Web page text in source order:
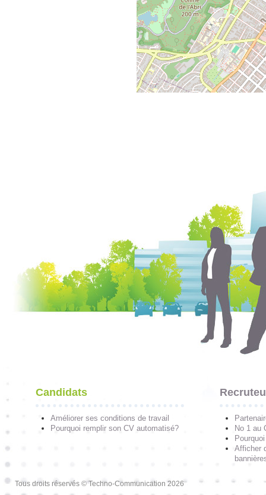
Candidats
Améliorer ses conditions de travail
Pourquoi remplir son CV automatisé?
No 1 au
Afficher
Tous droits réservés © Techno-Communication 2026